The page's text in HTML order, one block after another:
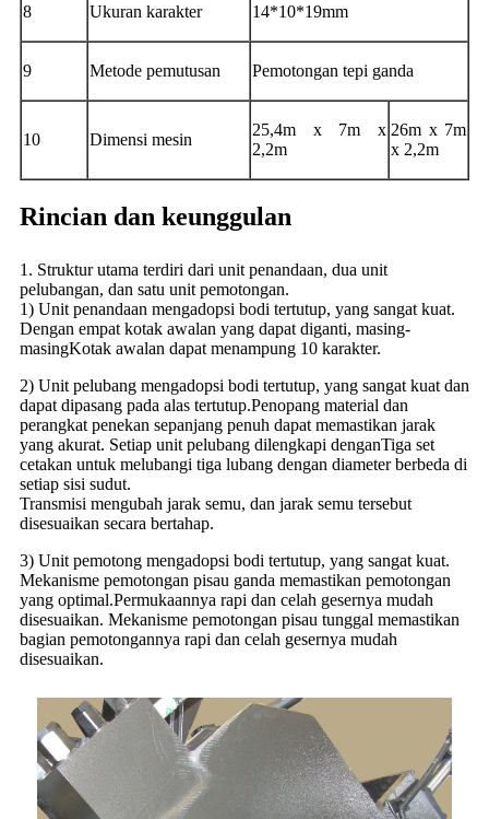
8 Ukuran karakter 14*10*19mm
9 Metode pemutusan Pemotongan tepi ganda
10 Dimensi mesin
25,4m x 7m x
2,2m
26m x 7m
x 2,2m
Rincian dan keunggulan
1. Struktur utama terdiri dari unit penandaan, dua unit
pelubangan, dan satu unit pemotongan.
1) Unit penandaan mengadopsi bodi tertutup, yang sangat kuat.
Dengan empat kotak awalan yang dapat diganti, masing-
masingKotak awalan dapat menampung 10 karakter.
2) Unit pelubang mengadopsi bodi tertutup, yang sangat kuat dan
dapat dipasang pada alas tertutup.Penopang material dan
perangkat penekan sepanjang penuh dapat memastikan jarak
yang akurat. Setiap unit pelubang dilengkapi denganTiga set
cetakan untuk melubangi tiga lubang dengan diameter berbeda di
setiap sisi sudut.
Transmisi mengubah jarak semu, dan jarak semu tersebut
disesuaikan secara bertahap.
3) Unit pemotong mengadopsi bodi tertutup, yang sangat kuat.
Mekanisme pemotongan pisau ganda memastikan pemotongan
yang optimal.Permukaannya rapi dan celah gesernya mudah
disesuaikan. Mekanisme pemotongan pisau tunggal memastikan
bagian pemotongannya rapi dan celah gesernya mudah
disesuaikan.